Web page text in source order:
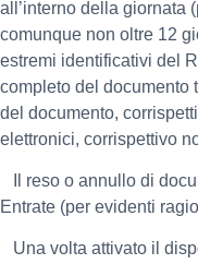
all’interno della giornata
comunque non oltre 12
estremi identificativi del
completo del documento
del documento,
elettronici, corrispettivo
Il reso o annullo di
Entrate (per evidenti
Una volta attivato il